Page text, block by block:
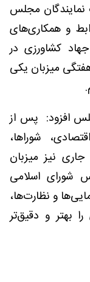
نمایندگان مجلس
و همکاری‌های
کشاورزی در
میزبان یکی
افزود: پس از
کمیسیون‌های اصل ۹۰، اقتصادی، شوراها،
نیز میزبان
شورای اسلامی
و نظارت‌ها،
بهتر و دقیق‌تر